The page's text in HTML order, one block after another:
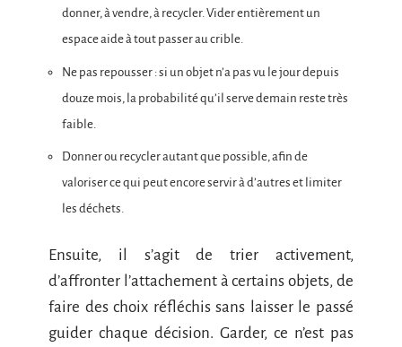
donner, à vendre, à recycler. Vider entièrement un
espace aide à tout passer au crible.
Ne pas repousser : si un objet n’a pas vu le jour depuis
douze mois, la probabilité qu’il serve demain reste très
faible.
Donner ou recycler autant que possible, afin de
valoriser ce qui peut encore servir à d’autres et limiter
les déchets.
Ensuite, il s’agit de trier activement,
d’affronter l’attachement à certains objets, de
faire des choix réfléchis sans laisser le passé
guider chaque décision. Garder, ce n’est pas